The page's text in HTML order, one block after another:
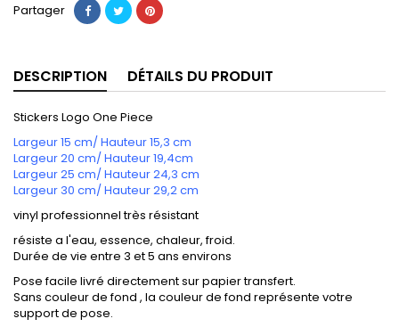
Partager
DESCRIPTION DÉTAILS DU PRODUIT
Stickers Logo One Piece
Largeur 15 cm/ Hauteur 15,3 cm
Largeur 20 cm/ Hauteur 19,4cm
Largeur 25 cm/ Hauteur 24,3 cm
Largeur 30 cm/ Hauteur 29,2 cm
vinyl professionnel très résistant
résiste a l'eau, essence, chaleur, froid.
Durée de vie entre 3 et 5 ans environs
Pose facile livré directement sur papier transfert.
Sans couleur de fond , la couleur de fond représente votre
support de pose.